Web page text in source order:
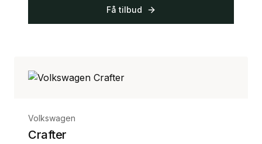
Få tilbud
Volkswagen
Crafter